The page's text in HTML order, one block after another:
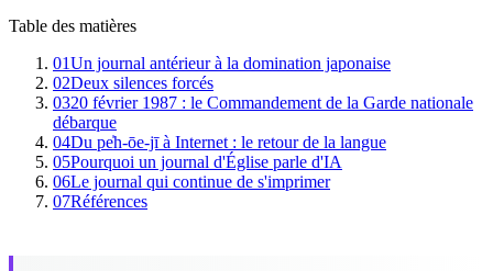
Table des matières
01Un journal antérieur à la domination japonaise
02Deux silences forcés
0320 février 1987 : le Commandement de la Garde nationale
débarque
04Du pe̍h-ōe-jī à Internet : le retour de la langue
05Pourquoi un journal d'Église parle d'IA
06Le journal qui continue de s'imprimer
07Références